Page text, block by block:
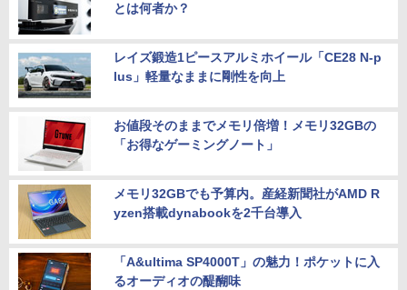
とは何者か？
レイズ鍛造1ピースアルミホイール「CE28 N-p
lus」軽量なままに剛性を向上
お値段そのままでメモリ倍増！メモリ32GBの
「お得なゲーミングノート」
メモリ32GBでも予算内。産経新聞社がAMD R
yzen搭載dynabookを2千台導入
「A&ultima SP4000T」の魅力！ポケットに入
るオーディオの醍醐味